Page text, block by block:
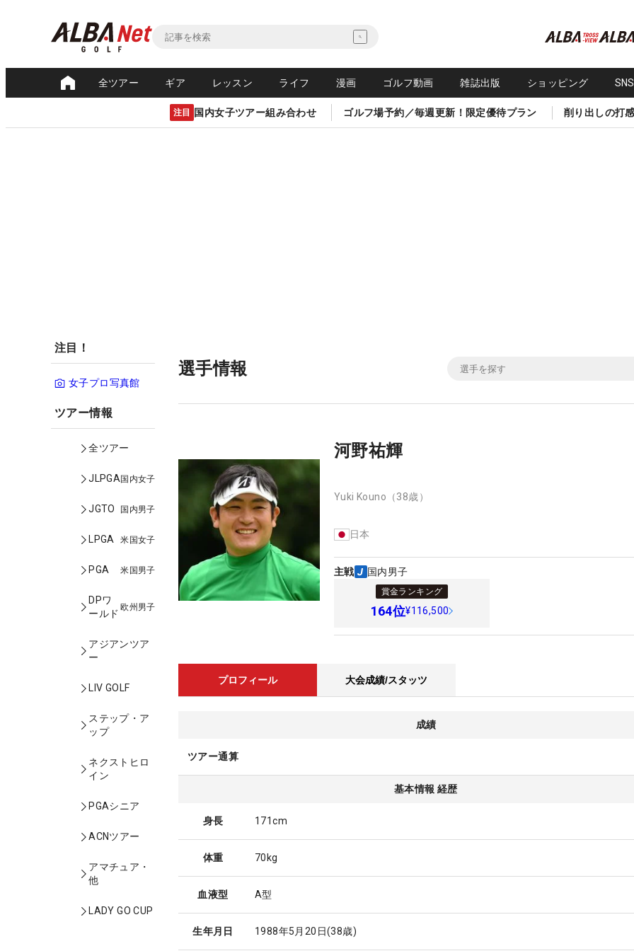
全ツアー ギア レッスン ライフ 漫画 ゴルフ動画 雑誌出版 ショッピング
注目 国内女子ツアー組み合わせ ゴルフ場予約／毎週更新！限定優待プラン 削り出しの打
注目！
女子プロ写真館
ツアー情報
全ツアー
JLPGA国内女子
JGTO 国内男子
LPGA 米国女子
PGA 米国男子
DPワ
ールド
欧州男子
アジアンツア
ー
LIV GOLF
ステップ・ア
ップ
ネクストヒロ
イン
PGAシニア
ACNツアー
アマチュア・
他
LADY GO CUP
選手情報
河野祐輝
Yuki Kouno （38歳）
日本
主戦 国内男子
賞金ランキング
164位¥116,500
プロフィール 大会成績/スタッツ
成績
ツアー通算
基本情報 経歴
身長 171cm
体重 70kg
血液型 A型
生年月日 1988年5月20日(38歳)